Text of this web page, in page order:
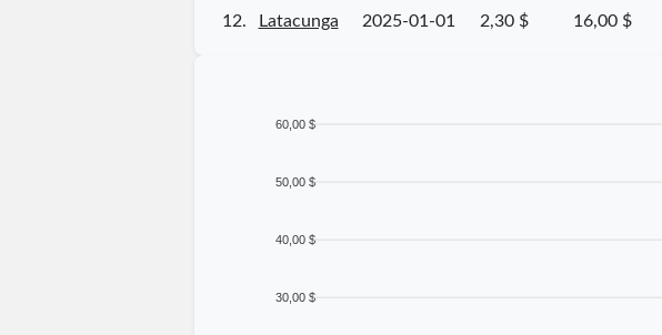
12.
Latacunga 2025-01-01 2,30 $ 16,00 $
60,00 $
50,00 $
40,00 $
30,00 $